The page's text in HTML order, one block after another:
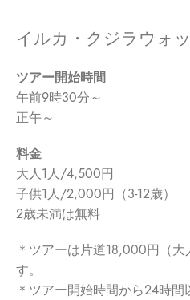
イルカ・クジラウォ
ツアー開始時間
午前9時30分～
正午～
料金
大人1人/4,500円
子供1人/2,000円（3-12歳）
2歳未満は無料
＊ツアーは片道18,000円（大
す。
＊ツアー開始時間から24時